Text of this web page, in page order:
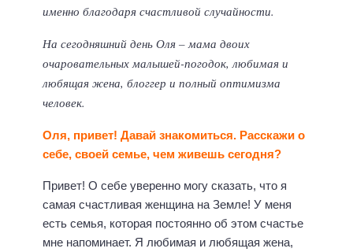
именно благодаря счастливой случайности.
На сегодняшний день Оля – мама двоих
очаровательных малышей-погодок, любимая и
любящая жена, блоггер и полный оптимизма
человек.
Оля, привет! Давай знакомиться. Расскажи о
себе, своей семье, чем живешь сегодня?
Привет! О себе уверенно могу сказать, что я
самая счастливая женщина на Земле! У меня
есть семья, которая постоянно об этом счастье
мне напоминает. Я любимая и любящая жена,